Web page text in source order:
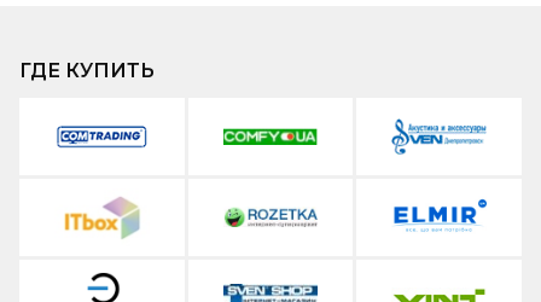
ГДЕ КУПИТЬ